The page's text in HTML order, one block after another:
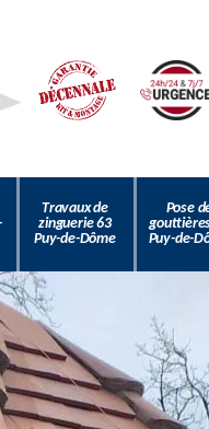
Travaux de
zinguerie 63
Puy-de-Dôme
Pose
Puy-de-